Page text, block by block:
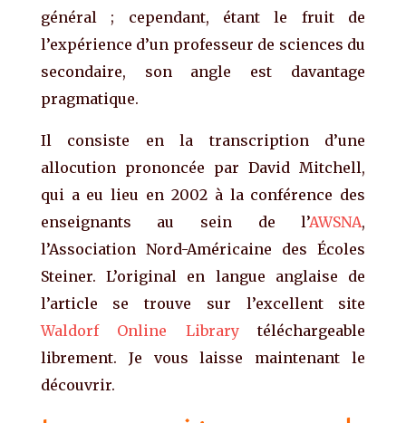
général ; cependant, étant le fruit de
l’expérience d’un professeur de sciences du
secondaire, son angle est davantage
pragmatique.
Il consiste en la transcription d’une
allocution prononcée par David Mitchell,
qui a eu lieu en 2002 à la conférence des
enseignants au sein de l’AWSNA,
l’Association Nord-Américaine des Écoles
Steiner. L’original en langue anglaise de
l’article se trouve sur l’excellent site
Waldorf Online Librarytéléchargeable
librement. Je vous laisse maintenant le
découvrir.